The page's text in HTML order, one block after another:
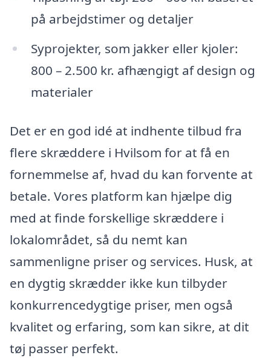
på arbejdstimer og detaljer
Syprojekter, som jakker eller kjoler:
800 – 2.500 kr. afhængigt af design og
materialer
Det er en god idé at indhente tilbud fra
flere skræddere i Hvilsom for at få en
fornemmelse af, hvad du kan forvente at
betale. Vores platform kan hjælpe dig
med at finde forskellige skræddere i
lokalområdet, så du nemt kan
sammenligne priser og services. Husk, at
en dygtig skrædder ikke kun tilbyder
konkurrencedygtige priser, men også
kvalitet og erfaring, som kan sikre, at dit
tøj passer perfekt.